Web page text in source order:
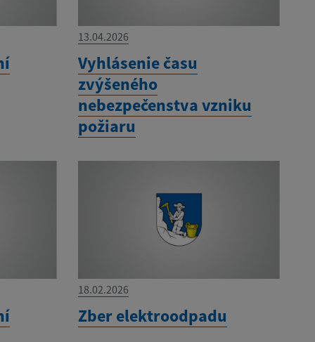
13.04.2026
Vyhlásenie času
zvýšeného
nebezpečenstva vzniku
požiaru
18.02.2026
Zber elektroodpadu